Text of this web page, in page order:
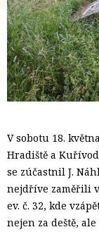
V sobotu 18.
Hradiště a
se zúčastnil J.
nejdříve zaměřili
ev. č. 32, kde
nejen za deště,